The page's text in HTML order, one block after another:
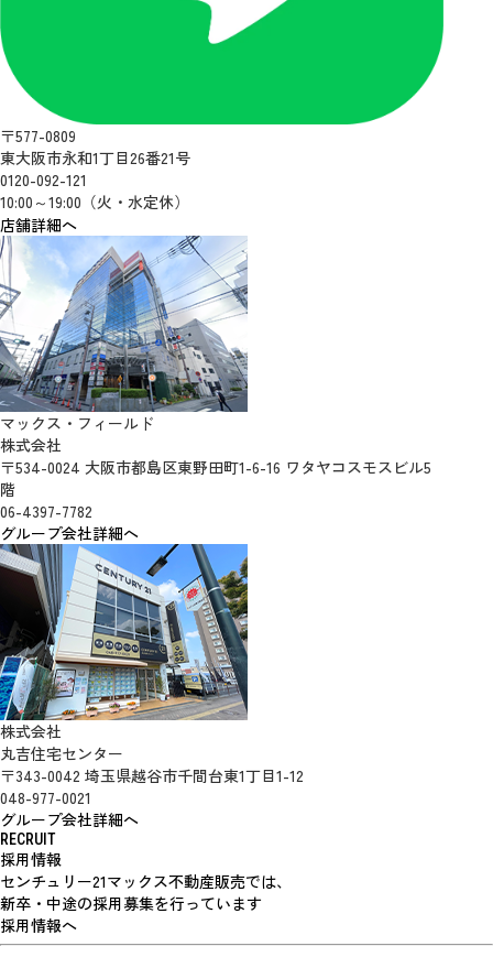
〒577-0809
東大阪市永和1丁目26番21号
0120-092-121
10:00～19:00（火・水定休）
店舗詳細へ
マックス・フィールド
株式会社
〒534-0024 大阪市都島区東野田町1-6-16 ワタヤコスモスビル5
階
06-4397-7782
グループ会社詳細へ
株式会社
丸吉住宅センター
〒343-0042 埼玉県越谷市千間台東1丁目1-12
048-977-0021
グループ会社詳細へ
RECRUIT
採用情報
センチュリー21マックス不動産販売では、
新卒・中途の採用募集を行っています
採用情報へ